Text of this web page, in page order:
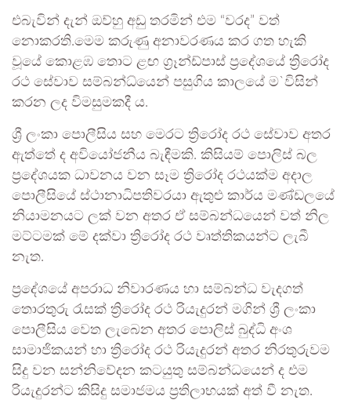
එබැවින් දැන් ඔව්හු අඩු තරමින් එම “වරද” වත්
නොකරති.මෙම කරුණු අනාවරණය කර ගත හැකි
වූයේ කොළඹ තොට ළඟ ග්‍රෑන්ඩ්පාස් ප්‍රදේශයේ ත්‍රිරෝද
රථ සේවාව සම්බන්ධ්යෙන් පසුගිය කාලයේ ම`විසින්
කරන ලද විමසුමකදී ය.
ශ්‍රී ලංකා පොලීසිය සහ මෙරට ත්‍රිරෝද රථ සේවාව අතර
ඇත්තේ ද අවියෝජනීය බැඳීමකි. කිසියම් පොලිස් බල
ප්‍රදේශයක ධාවනය වන සෑම ත්‍රිරෝද රථයක්ම අදාල
පොලීසියේ ස්ථානාධිපතිවරයා ඇතුළු කාර්ය මණ්ඩලයේ
නියාමනයට ලක් වන අතර ඒ සම්බන්ධයෙන් වත් නිල
මට්ටමක් මේ දක්වා ත්‍රිරෝද රථ වෘත්තිකයන්ට ලැබී
නැත.
ප්‍රදේශයේ අපරාධ නිවාරණය හා සම්බන්ධ වැදගත්
තොරතුරු රැසක් ත්‍රිරෝද රථ රියැදුරන් මගින් ශ්‍රී ලංකා
පොලීසිය වෙත ලැබෙන අතර පොලිස් බුද්ධි අංශ
සාමාජිකයන් හා ත්‍රිරෝද රථ රියැදුරන් අතර නිරතුරුවම
සිදු වන සන්නිවේදන කටයුතු සම්බන්ධයෙන් ද එම
රියැදුරන්ට කිසිදු සමාජමය ප්‍රතිලාභයක් අත් වී නැත.